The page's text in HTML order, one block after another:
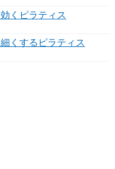
くピラティス
くするピラティス